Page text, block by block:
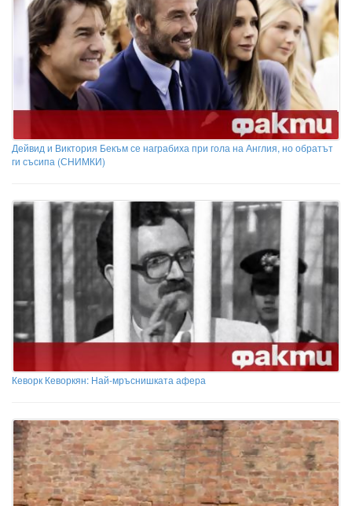
Дейвид и Виктория Бекъм се награбиха при гола на Англия, но обратът
ги съсипа (СНИМКИ)
Кеворк Кеворкян: Най-мръснишката афера